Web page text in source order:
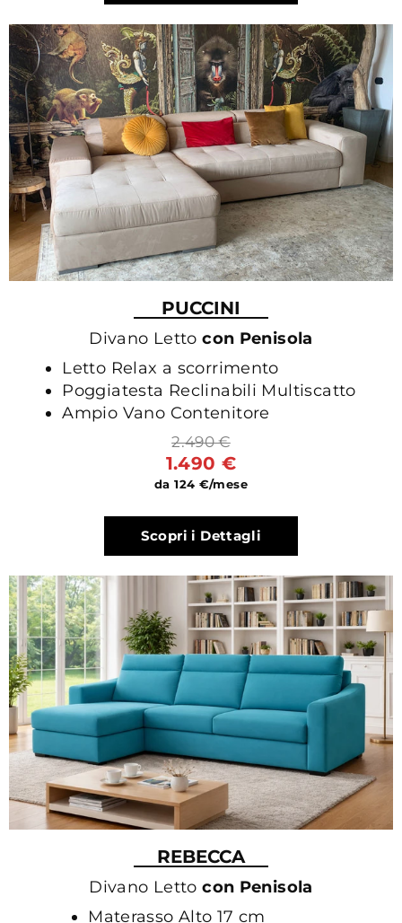
PUCCINI
Divano Lettocon Penisola
Letto Relax a scorrimento
Poggiatesta Reclinabili Multiscatto
Ampio Vano Contenitore
2.490 €
1.490 €
da 124 €/mese
Scopri i Dettagli
REBECCA
Divano Lettocon Penisola
Materasso Alto 17 cm